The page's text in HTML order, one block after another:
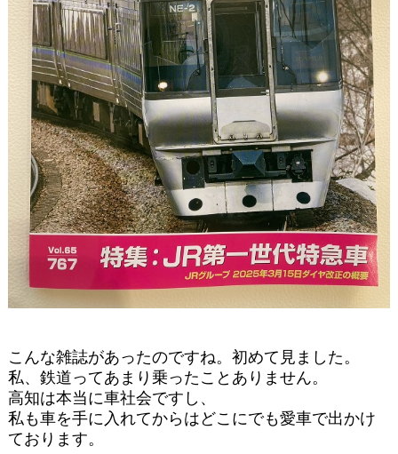
こんな雑誌があったのですね。初めて見ました。
私、鉄道ってあまり乗ったことありません。
高知は本当に車社会ですし、
私も車を手に入れてからはどこにでも愛車で出かけ
ております。